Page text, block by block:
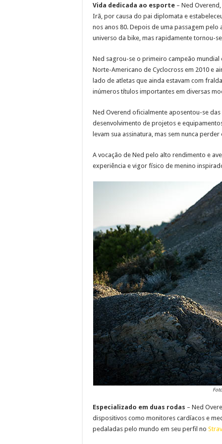
Vida dedicada ao esporte – Ned
Irã, por causa do pai diplomata e
nos anos 80. Depois de uma passagem
universo da bike, mas rapidamente tornou-
Ned sagrou-se o primeiro campeão
Norte-Americano de Cyclocross em 2010 e
lado de atletas que ainda estavam com
inúmeros títulos importantes em diversas
Ned Overend oficialmente aposentou-se
desenvolvimento de projetos e
levam sua assinatura, mas sem nunca
A vocação de Ned pelo alto rendimento e
experiência e vigor físico de menino
Especializado em duas rodas – Ned
dispositivos como monitores cardíacos e
pedaladas pelo mundo em seu perfil no